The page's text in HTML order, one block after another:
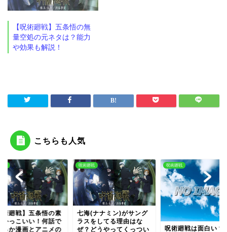
【呪術廻戦】五条悟の無
量空処の元ネタは？能力
や効果も解説！
こちらも人気
術廻戦】五条悟の素
かっこいい！何話で
るか漫画とアニメの
呪術廻戦
七海(ナナミン)がサング
ラスをしてる理由はな
ぜ？どうやってくっつい
呪術廻戦
呪術廻戦は面白い？